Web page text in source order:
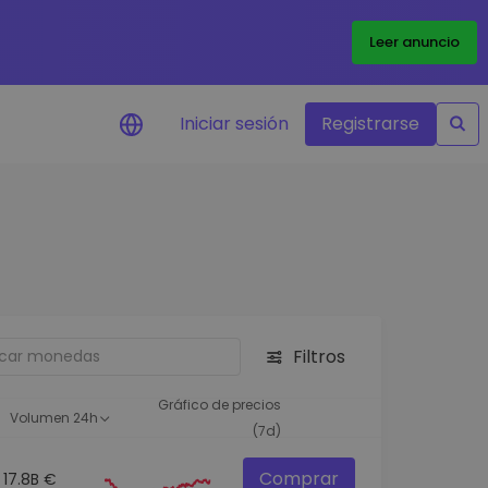
Leer anuncio
oportunidades de
inteligente para un
Iniciar sesión Registrarse
Filtros
Volumen 24h
Gráfico de precios
(7d)
17.8B € Comprar